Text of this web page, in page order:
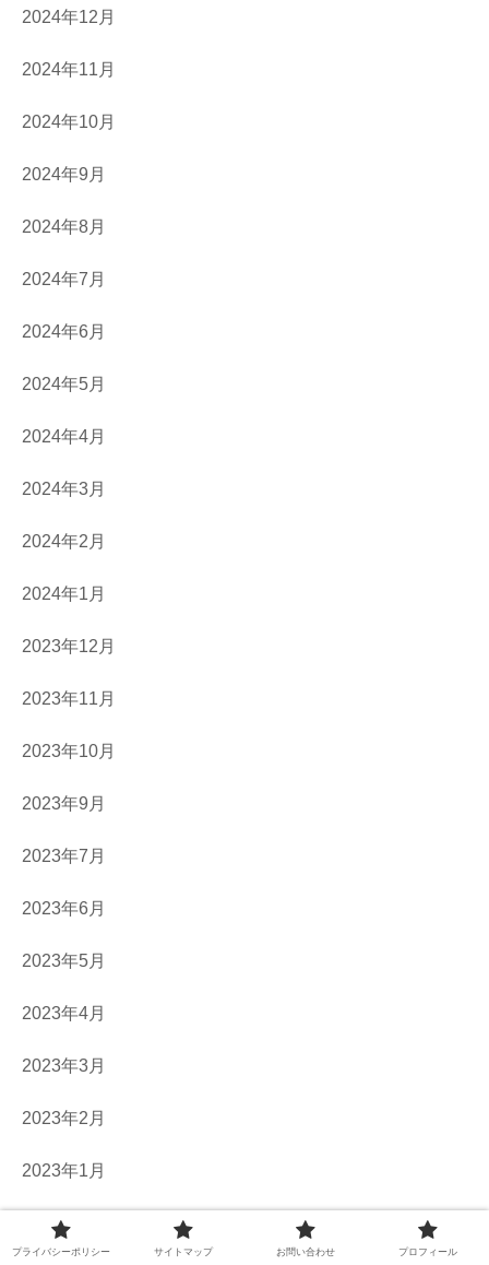
2024年12月
2024年11月
2024年10月
2024年9月
2024年8月
2024年7月
2024年6月
2024年5月
2024年4月
2024年3月
2024年2月
2024年1月
2023年12月
2023年11月
2023年10月
2023年9月
2023年7月
2023年6月
2023年5月
2023年4月
2023年3月
2023年2月
2023年1月
2022年10月
プライバシーポリシー サイトマップ お問い合わせ プロフィール